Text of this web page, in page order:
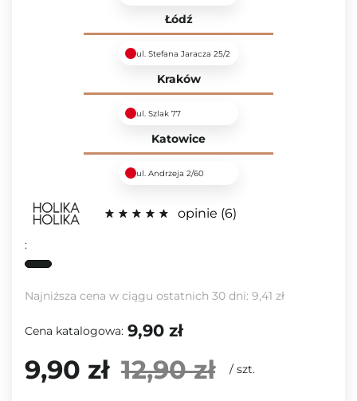
Łódź
ul. Stefana Jaracza 25/2
Kraków
ul. Szlak 77
Katowice
ul. Andrzeja 2/60
opinie 6
:
Najniższa cena w ciągu ostatnich 30 dni: 9,41 zł
Cena katalogowa: 9,90 zł
9,90 zł 12,90 zł / szt.